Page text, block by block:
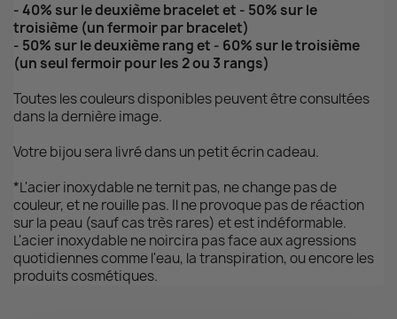
- 40% sur le deuxième bracelet et - 50% sur le
troisième (un fermoir par bracelet)
- 50% sur le deuxième rang et - 60% sur le troisième
(un seul fermoir pour les 2 ou 3 rangs)
Toutes les couleurs disponibles peuvent être consultées
dans la dernière image.
Votre bijou sera livré dans un petit écrin cadeau.
*L'acier inoxydable ne ternit pas, ne change pas de
couleur, et ne rouille pas. Il ne provoque pas de réaction
sur la peau (sauf cas très rares) et est indéformable.
L'acier inoxydable ne noircira pas face aux agressions
quotidiennes comme l'eau, la transpiration, ou encore les
produits cosmétiques.